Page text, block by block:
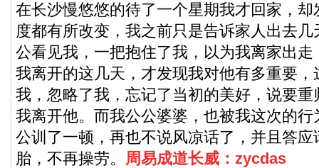
在长沙慢悠悠的待了一个星期我才回家，
度都有所改变，我之前只是告诉家人出去
公看见我，一把抱住了我，以为我离家出
我离开的这几天，才发现我对他有多重要
我，忽略了我，忘记了当初的美好，说要
我离开他。而我公公婆婆，也被我这次的
公训了一顿，再也不说风凉话了，并且答
胎，不再操劳。 周易成道长威：zycdas